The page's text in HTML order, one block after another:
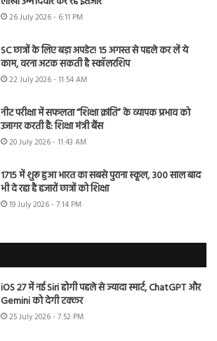
26 July 2026 - 6:11 PM
SC छात्रों के लिए बड़ा अपडेट! 15 अगस्त से पहले कर लें ये
काम, वरना अटक सकती है स्कॉलरशिप
22 July 2026 - 11:54 AM
नीट परीक्षा में सफलता “शिक्षा क्रांति” के व्यापक प्रभाव को
उजागर करती है: शिक्षा मंत्री बैंस
20 July 2026 - 11:43 AM
1715 में शुरू हुआ भारत का सबसे पुराना स्कूल, 300 साल बाद
भी दे रहा है हजारों छात्रों को शिक्षा
19 July 2026 - 7:14 PM
iOS 27 में नई Siri होगी पहले से ज्यादा स्मार्ट, ChatGPT और
Gemini को देगी टक्कर
25 July 2026 - 7:52 PM